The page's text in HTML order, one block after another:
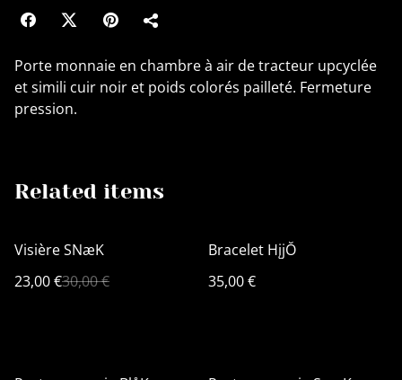
Porte monnaie en chambre à air de tracteur upcyclée
et simili cuir noir et poids colorés pailleté. Fermeture
pression.
Related items
%
Visière SNæK
23,00 €30,00 €
Bracelet HįjŎ
35,00 €